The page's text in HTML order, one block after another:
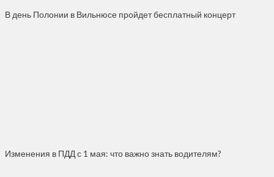
В день Полонии в Вильнюсе пройдет бесплатный концерт
Изменения в ПДД с 1 мая: что важно знать водителям?